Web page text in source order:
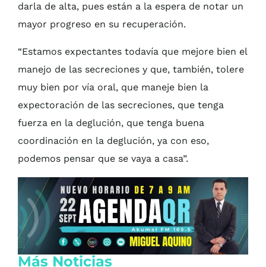
darla de alta, pues están a la espera de notar un
mayor progreso en su recuperación.
“Estamos expectantes todavía que mejore bien el
manejo de las secreciones y que, también, tolere
muy bien por vía oral, que maneje bien la
expectoración de las secreciones, que tenga
fuerza en la deglución, que tenga buena
coordinación en la deglución, ya con eso,
podemos pensar que se vaya a casa”.
Más Noticias